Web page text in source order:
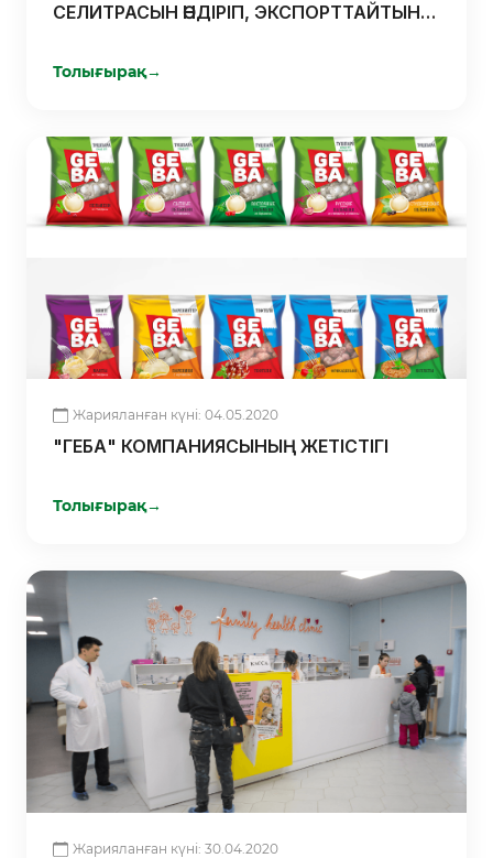
СЕЛИТРАСЫН ӨНДІРІП, ЭКСПОРТТАЙТЫН
Толығырақ→
Жарияланған күні: 04.05.2020
"ГЕБА" КОМПАНИЯСЫНЫҢ ЖЕТІСТІГІ
Толығырақ→
Жарияланған күні: 30.04.2020